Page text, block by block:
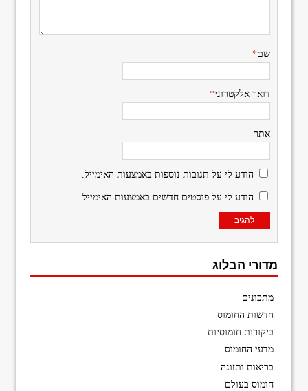
שם*
דואר אלקטרוני*
אתר
הודע לי על תגובות נוספות באמצעות האימייל.
הודע לי על פוסטים חדשים באמצעות האימייל.
מדורי הבלוג
מתכונים
חדשות החומוס
ביקורות חומוסיות
מדעי החומוס
בריאות ותזונה
חומוס בעולם